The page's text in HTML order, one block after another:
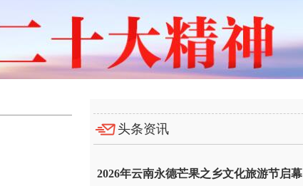
头条资讯
2026年云南永德芒果之乡文化旅游节启幕